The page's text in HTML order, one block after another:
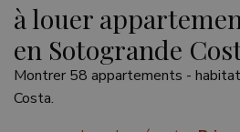
à louer
en Sotogrande
Montrer 58 appartements -
Costa.